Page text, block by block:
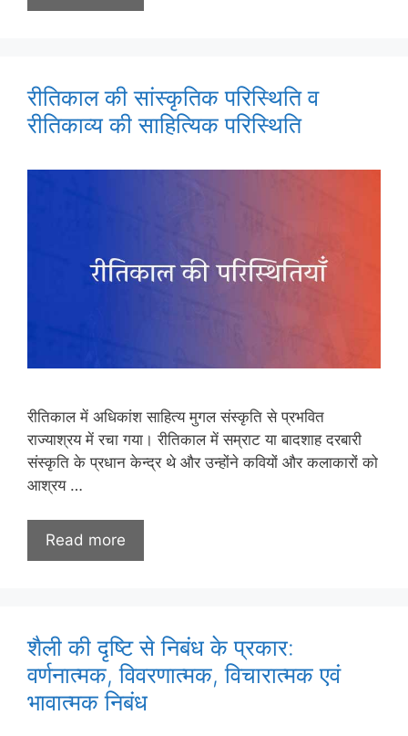
रीतिकाल की सांस्कृतिक परिस्थिति व
रीतिकाव्य की साहित्यिक परिस्थिति
रीतिकाल में अधिकांश साहित्य मुगल संस्कृति से प्रभवित
राज्याश्रय में रचा गया। रीतिकाल में सम्राट या बादशाह दरबारी
संस्कृति के प्रधान केन्द्र थे और उन्होंने कवियों और कलाकारों को
आश्रय …
Read more
शैली की दृष्टि से निबंध के प्रकार:
वर्णनात्मक, विवरणात्मक, विचारात्मक एवं
भावात्मक निबंध